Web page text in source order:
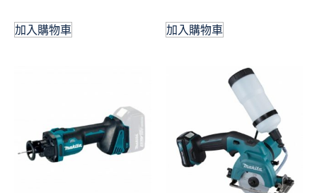
加入購物車 加入購物車